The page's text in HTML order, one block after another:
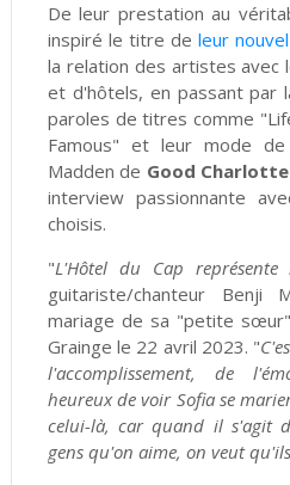
De leur prestation au
inspiré le titre deleur
la relation des artistes avec
et d'hôtels, en passant par
paroles de titres comme
Famous" et leur mode
Madden de Good Charlotte
interview passionnante
choisis.
"L'Hôtel du Cap représente
guitariste/chanteur Benji
mariage de sa "petite
Grainge le 22 avril 2023. "
l'accomplissement, de
heureux de voir Sofia se
celui-là, car quand il s'agit
gens qu'on aime, on veut